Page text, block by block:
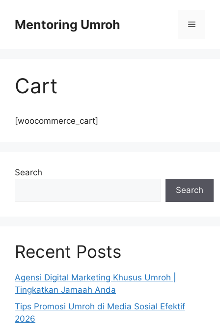
contentMentoring Umroh Menu
Cart
[woocommerce_cart]
Search
Search
Recent Posts
Agensi Digital Marketing Khusus Umroh |
Tingkatkan Jamaah Anda
Tips Promosi Umroh di Media Sosial Efektif
2026